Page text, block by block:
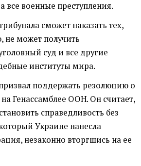
все военные преступления.
сможет наказать тех,
не может получить
суд и все другие
институты мира.
поддержать резолюцию о
Генассамблее ООН. Он считает,
справедливость без
Украине нанесла
незаконно вторгшись на ее